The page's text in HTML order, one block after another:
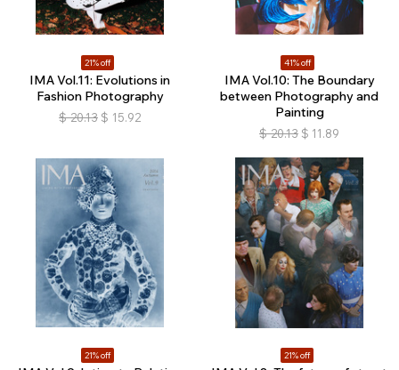
21% off
IMA Vol.11: Evolutions in
Fashion Photography
$ 20.13 $ 15.92
41% off
IMA Vol.10: The Boundary
between Photography and
Painting
$ 20.13 $ 11.89
21% off 21% off